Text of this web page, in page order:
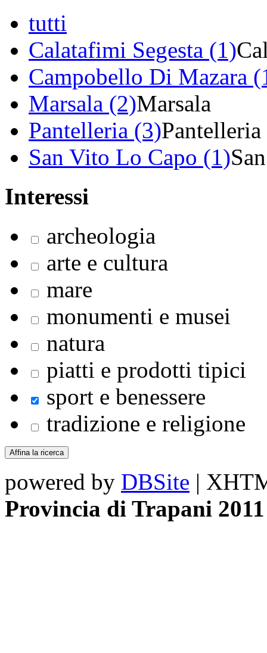
tutti
Calatafimi Segesta (1)
Campobello Di Mazara
Marsala (2)Marsala
Pantelleria (3)Pantelleria
San Vito Lo Capo (1)
Interessi
archeologia
arte e cultura
mare
monumenti e musei
natura
piatti e prodotti tipici
sport e benessere
tradizione e religione
powered by DBSite |
Provincia di Trapani 2011